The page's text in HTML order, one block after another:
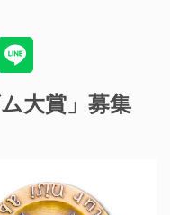
ム大賞」募集